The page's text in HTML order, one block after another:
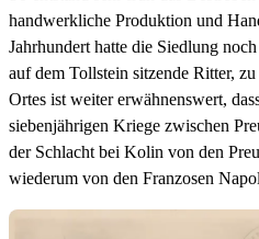
handwerkliche Produktion und
Jahrhundert hatte die Siedlung
auf dem Tollstein sitzende Ritter,
Ortes ist weiter erwähnenswert,
siebenjährigen Kriege zwischen
der Schlacht bei Kolin von den
wiederum von den Franzosen